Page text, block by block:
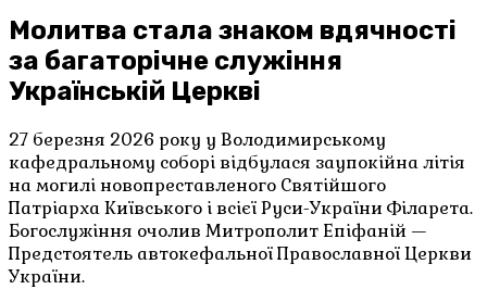
Молитва стала знаком вдячності
за багаторічне служіння
Українській Церкві
27 березня 2026 року у Володимирському
кафедральному соборі відбулася заупокійна літія
на могилі новопреставленого Святійшого
Патріарха Київського і всієї Руси-України Філарета.
Богослужіння очолив Митрополит Епіфаній —
Предстоятель автокефальної Православної Церкви
України.